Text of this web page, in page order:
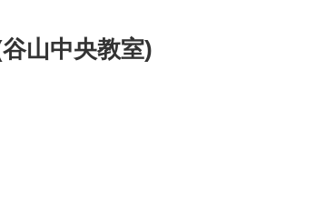
山中央教室)